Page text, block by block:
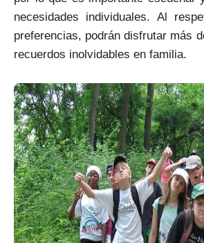
necesidades individuales. Al
preferencias, podrán disfrutar más
recuerdos inolvidables en familia.